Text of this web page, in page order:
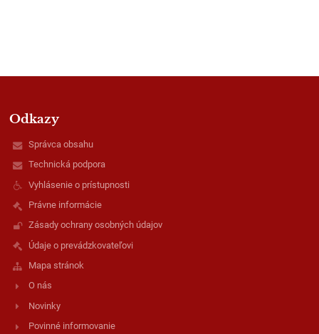
Odkazy
Správca obsahu
Technická podpora
Vyhlásenie o prístupnosti
Právne informácie
Zásady ochrany osobných údajov
Údaje o prevádzkovateľovi
Mapa stránok
O nás
Novinky
Povinné informovanie